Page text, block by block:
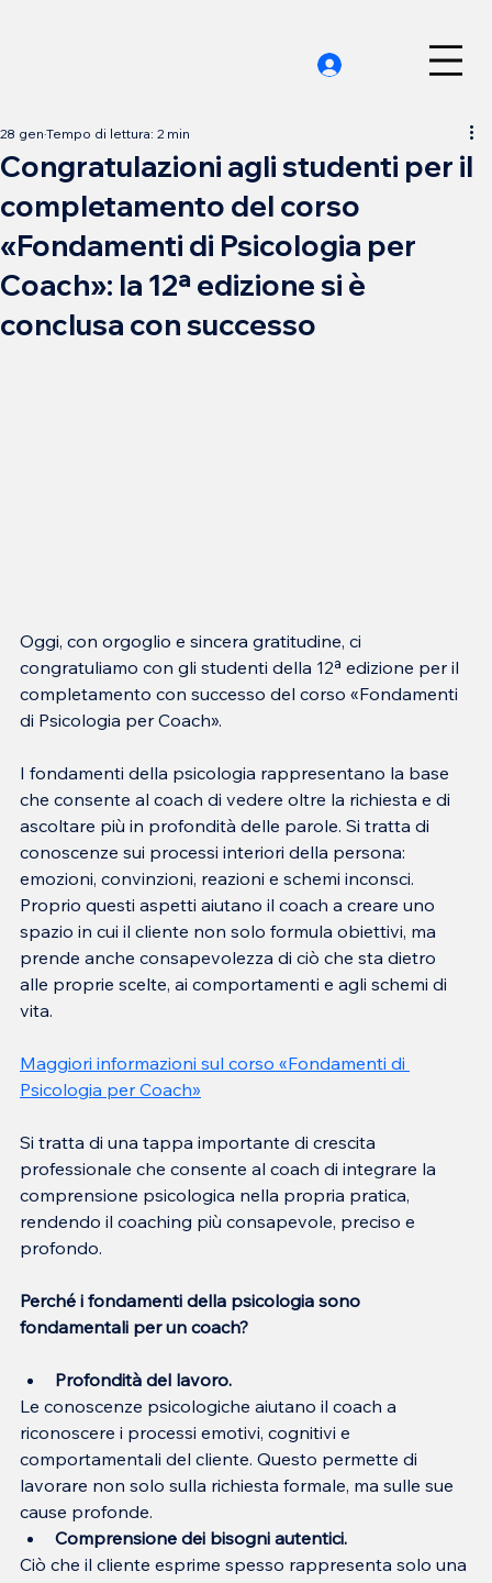
Congratulazioni agli studenti per il
completamento del corso
«Fondamenti di Psicologia per
Coach»: la 12ª edizione si è
conclusa con successo
28 gen Tempo di lettura: 2 min
Oggi, con orgoglio e sincera gratitudine, ci
congratuliamo con gli studenti della 12ª edizione per il
completamento con successo del corso «Fondamenti
di Psicologia per Coach».
I fondamenti della psicologia rappresentano la base
che consente al coach di vedere oltre la richiesta e di
ascoltare più in profondità delle parole. Si tratta di
conoscenze sui processi interiori della persona:
emozioni, convinzioni, reazioni e schemi inconsci.
Proprio questi aspetti aiutano il coach a creare uno
spazio in cui il cliente non solo formula obiettivi, ma
prende anche consapevolezza di ciò che sta dietro
alle proprie scelte, ai comportamenti e agli schemi di
vita.
Maggiori informazioni sul corso «Fondamenti di
Psicologia per Coach»
Si tratta di una tappa importante di crescita
professionale che consente al coach di integrare la
comprensione psicologica nella propria pratica,
rendendo il coaching più consapevole, preciso e
profondo.
Perché i fondamenti della psicologia sono
fondamentali per un coach?
Profondità del lavoro.
Le conoscenze psicologiche aiutano il coach a
riconoscere i processi emotivi, cognitivi e
comportamentali del cliente. Questo permette di
lavorare non solo sulla richiesta formale, ma sulle sue
cause profonde.
Comprensione dei bisogni autentici.
Ciò che il cliente esprime spesso rappresenta solo una